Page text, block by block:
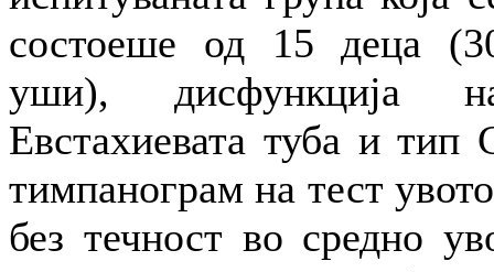
состоеше од 15 деца
уши), дисфункција
Евстахиевата туба и тип
тимпанограм на тест
без течност во средно